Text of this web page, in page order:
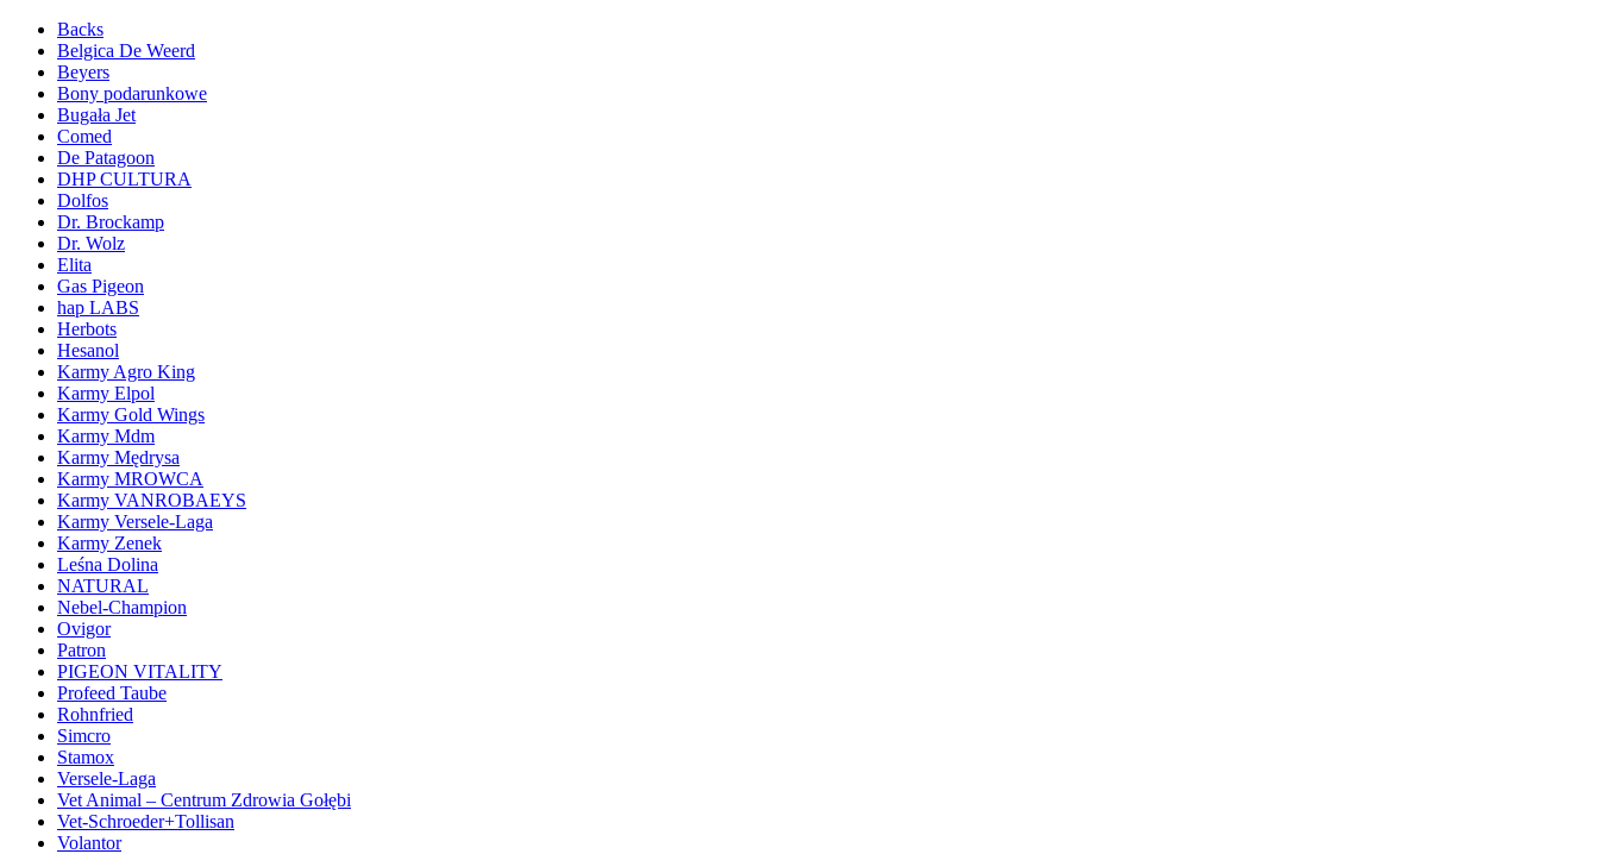
Backs
Belgica De Weerd
Beyers
Bony podarunkowe
Bugała Jet
Comed
De Patagoon
DHP CULTURA
Dolfos
Dr. Brockamp
Dr. Wolz
Elita
Gas Pigeon
hap LABS
Herbots
Hesanol
Karmy Agro King
Karmy Elpol
Karmy Gold Wings
Karmy Mdm
Karmy Mędrysa
Karmy MROWCA
Karmy VANROBAEYS
Karmy Versele-Laga
Karmy Zenek
Leśna Dolina
NATURAL
Nebel-Champion
Ovigor
Patron
PIGEON VITALITY
Profeed Taube
Rohnfried
Simcro
Stamox
Versele-Laga
Vet Animal – Centrum Zdrowia Gołębi
Vet-Schroeder+Tollisan
Volantor